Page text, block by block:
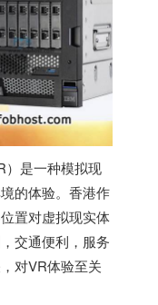
）是一种模拟现
的体验。香港作
置对虚拟现实体
交通便利，服务
对VR体验至关